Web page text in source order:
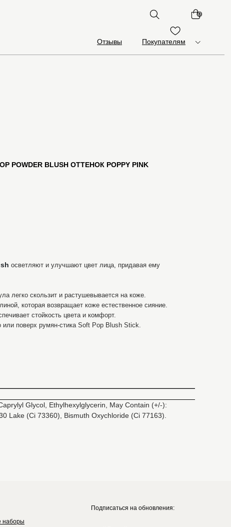
Отзывы Покупателям
0
POWDER BLUSH ОТТЕНОК POPPY PINK
осветляют и улучшают цвет лица, придавая ему
легко скользит и растушевывается на коже.
которая возвращает коже естественное сияние.
стойкость цвета и комфорт.
или поверх румян-стика Soft Pop Blush Stick.
Glycol, Ethylhexylglycerin, May Contain (+/-):
Lake (Ci 73360), Bismuth Oxychloride (Ci 77163).
наборы
Подписаться на обновления: